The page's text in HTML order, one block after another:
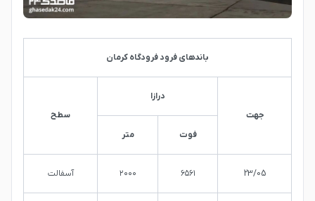
باندهای فرود فرودگاه کرمان
جهت
درازا
سطح
فوت
متر
23/05 ۶۵۶۱ ۲۰۰۰ آسفالت